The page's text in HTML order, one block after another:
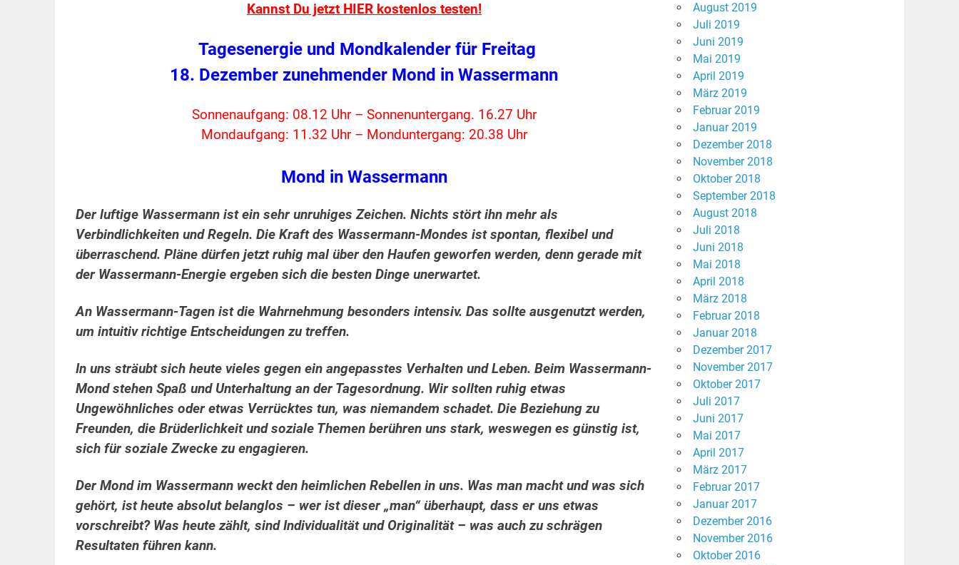
Kannst Du jetzt HIER kostenlos testen!
Tagesenergie und Mondkalender für Freitag
18. Dezember zunehmender Mond in Wassermann
Sonnenaufgang: 08.12 Uhr – Sonnenuntergang. 16.27 Uhr
Mondaufgang: 11.32 Uhr – Monduntergang: 20.38 Uhr
Mond in Wassermann
Der luftige Wassermann ist ein sehr unruhiges Zeichen. Nichts stört ihn mehr als
Verbindlichkeiten und Regeln. Die Kraft des Wassermann-Mondes ist spontan, flexibel und
überraschend. Pläne dürfen jetzt ruhig mal über den Haufen geworfen werden, denn gerade mit
der Wassermann-Energie ergeben sich die besten Dinge unerwartet.
An Wassermann-Tagen ist die Wahrnehmung besonders intensiv. Das sollte ausgenutzt werden,
um intuitiv richtige Entscheidungen zu treffen.
In uns sträubt sich heute vieles gegen ein angepasstes Verhalten und Leben. Beim Wassermann-
Mond stehen Spaß und Unterhaltung an der Tagesordnung. Wir sollten ruhig etwas
Ungewöhnliches oder etwas Verrücktes tun, was niemandem schadet. Die Beziehung zu
Freunden, die Brüderlichkeit und soziale Themen berühren uns stark, weswegen es günstig ist,
sich für soziale Zwecke zu engagieren.
Der Mond im Wassermann weckt den heimlichen Rebellen in uns. Was man macht und was sich
gehört, ist heute absolut belanglos – wer ist dieser „man“ überhaupt, dass er uns etwas
vorschreibt? Was heute zählt, sind Individualität und Originalität – was auch zu schrägen
Resultaten führen kann.
August 2019
Juli 2019
Juni 2019
Mai 2019
April 2019
März 2019
Februar 2019
Januar 2019
Dezember 2018
November 2018
Oktober 2018
September 2018
August 2018
Juli 2018
Juni 2018
Mai 2018
April 2018
März 2018
Februar 2018
Januar 2018
Dezember 2017
November 2017
Oktober 2017
Juli 2017
Juni 2017
Mai 2017
April 2017
März 2017
Februar 2017
Januar 2017
Dezember 2016
November 2016
Oktober 2016